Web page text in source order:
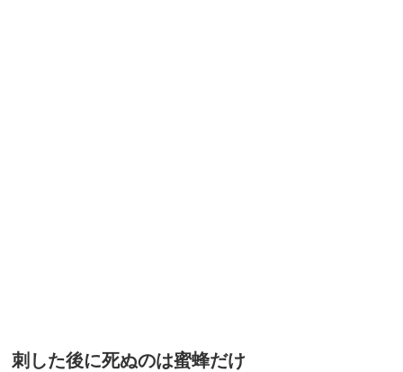
刺した後に死ぬのは蜜蜂だけ